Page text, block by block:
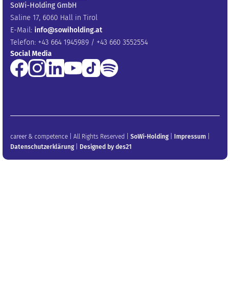
SoWi-Holding GmbH
Saline 17, 6060 Hall in Tirol
E-Mail: info@sowiholding.at
Telefon: +43 664 1945989 / +43 660 3552554
Social Media
career & competence | All Rights Reserved | SoWi-Holding| Impressum
Datenschutzerklärung| Designed by des21